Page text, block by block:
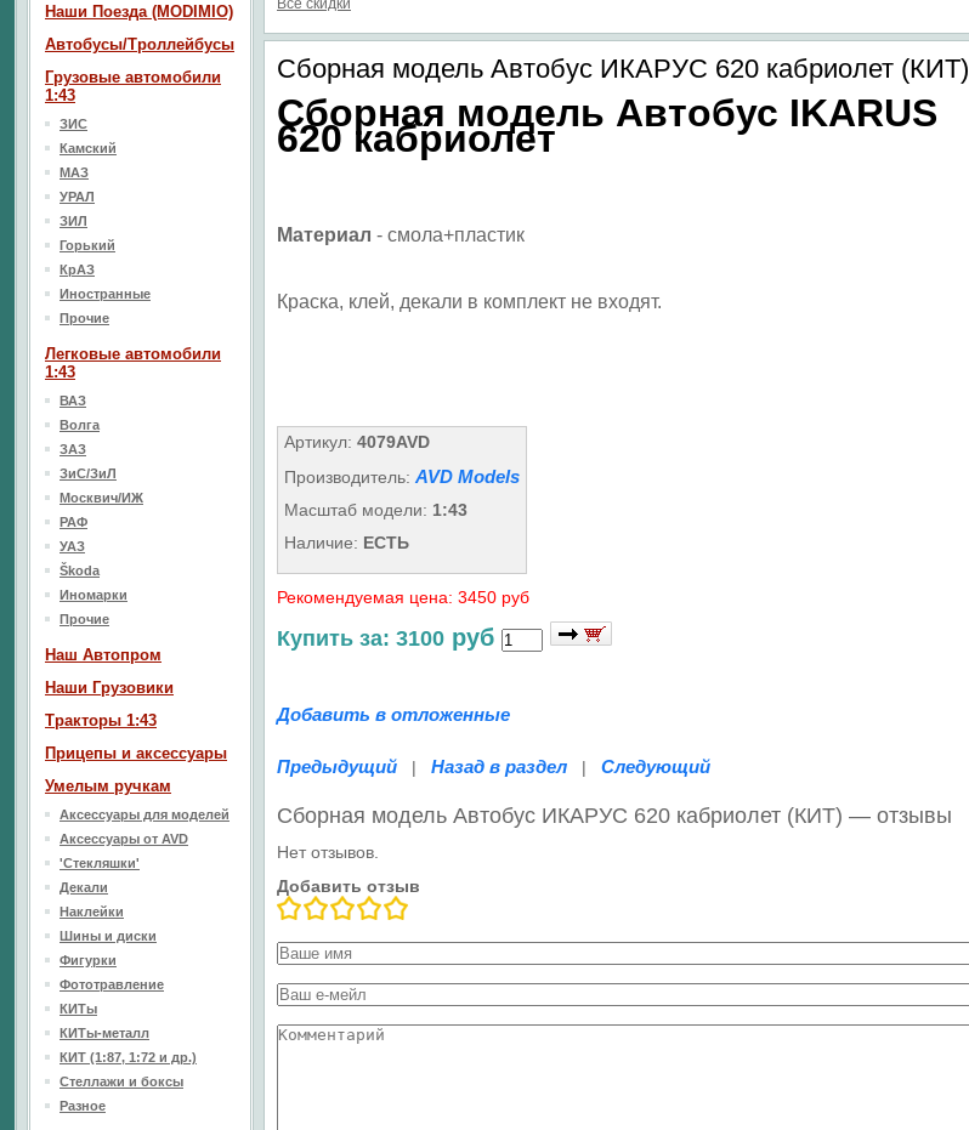
Все скидки
Сборная модель Автобус ИКАРУС 620 кабриолет (КИТ)
Сборная модель Автобус IKARUS
620 кабриолет
Материал - смола+пластик
Краска, клей, декали в комплект не входят.
Артикул: 4079AVD
Производитель: AVD Models
Масштаб модели: 1:43
Наличие: ЕСТЬ
Рекомендуемая цена: 3450 руб
Купить за: 3100 руб
Добавить в отложенные
Предыдущий | Назад в раздел | Следующий
Сборная модель Автобус ИКАРУС 620 кабриолет (КИТ) — отзывы
Нет отзывов.
Добавить отзыв
Наши Поезда (MODIMIO)
Автобусы/Троллейбусы
Грузовые автомобили
1:43
ЗИС
Камский
МАЗ
УРАЛ
ЗИЛ
Горький
КрАЗ
Иностранные
Прочие
Легковые автомобили
1:43
ВАЗ
Волга
ЗАЗ
ЗиС/ЗиЛ
Москвич/ИЖ
РАФ
УАЗ
Škoda
Иномарки
Прочие
Наш Aвтопром
Наши Грузовики
Тракторы 1:43
Прицепы и аксессуары
Умелым ручкам
Аксессуары для моделей
Аксессуары от AVD
'Стекляшки'
Декали
Наклейки
Шины и диски
Фигурки
Фототравление
КИТы
КИТы-металл
КИТ (1:87, 1:72 и др.)
Стеллажи и боксы
Разное